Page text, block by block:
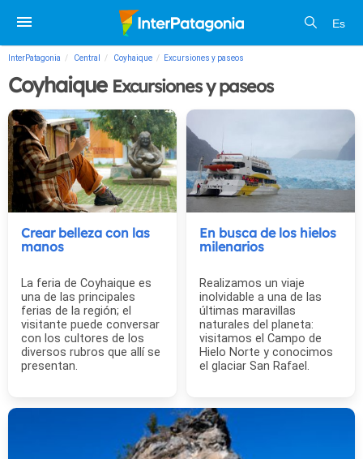
Es
InterPatagonia Central Coyhaique Excursiones y paseos
Coyhaique Excursiones y paseos
Crear belleza con las
manos
La feria de Coyhaique es
una de las principales
ferias de la región; el
visitante puede conversar
con los cultores de los
diversos rubros que allí se
presentan.
En busca de los hielos
milenarios
Realizamos un viaje
inolvidable a una de las
últimas maravillas
naturales del planeta:
visitamos el Campo de
Hielo Norte y conocimos
el glaciar San Rafael.